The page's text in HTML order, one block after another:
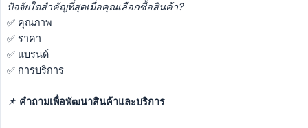
ปัจจัยใดสำคัญที่สุดเมื่อคุณเลือกซื้อสินค้า?
✅ คุณภาพ
✅ ราคา
✅ แบรนด์
✅ การบริการ
📌 คำถามเพื่อพัฒนาสินค้าและบริการ